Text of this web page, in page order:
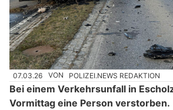
07.03.26 VON POLIZEI.NEWS REDAKTION
Bei einem Verkehrsunfall in
Vormittag eine Person verstorben.